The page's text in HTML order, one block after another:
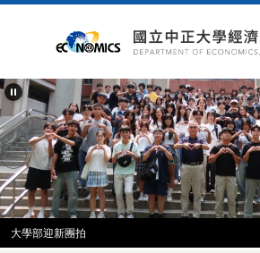
要
內
容
區
大學部迎新團拍